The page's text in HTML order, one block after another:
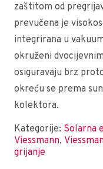
zaštitom od
prevučena je
integrirana u
okruženi
osiguravaju brz
okreću se prema
kolektora.
Kategorije: Solarna
Viessmann,
grijanje